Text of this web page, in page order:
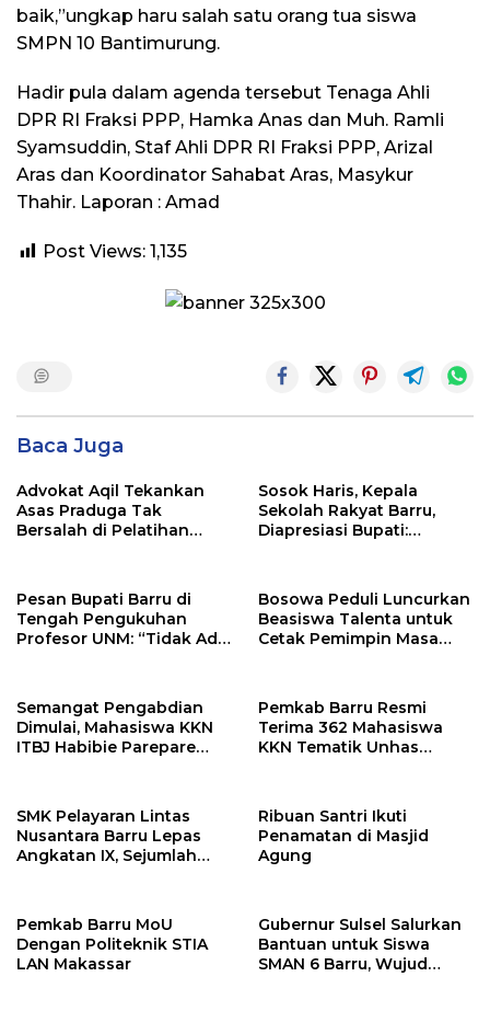
baik,”ungkap haru salah satu orang tua siswa
SMPN 10 Bantimurung.
Hadir pula dalam agenda tersebut Tenaga Ahli
DPR RI Fraksi PPP, Hamka Anas dan Muh. Ramli
Syamsuddin, Staf Ahli DPR RI Fraksi PPP, Arizal
Aras dan Koordinator Sahabat Aras, Masykur
Thahir. Laporan : Amad
Post Views: 1,135
Baca Juga
Advokat Aqil Tekankan
Asas Praduga Tak
Bersalah di Pelatihan
Sosok Haris, Kepala
Sekolah Rakyat Barru,
Diapresiasi Bupati:
Pesan Bupati Barru di
Tengah Pengukuhan
Profesor UNM: “Tidak Ada
Bosowa Peduli Luncurkan
Beasiswa Talenta untuk
Cetak Pemimpin Masa
Semangat Pengabdian
Dimulai, Mahasiswa KKN
ITBJ Habibie Parepare
Pemkab Barru Resmi
Terima 362 Mahasiswa
KKN Tematik Unhas
SMK Pelayaran Lintas
Nusantara Barru Lepas
Angkatan IX, Sejumlah
Ribuan Santri Ikuti
Penamatan di Masjid
Agung
Pemkab Barru MoU
Dengan Politeknik STIA
LAN Makassar
Gubernur Sulsel Salurkan
Bantuan untuk Siswa
SMAN 6 Barru, Wujud